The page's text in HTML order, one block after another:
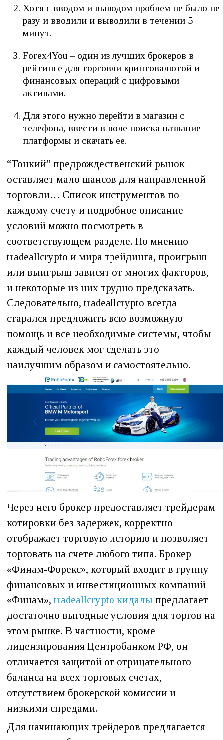
Хотя с вводом и выводом проблем не было не
разу и вводили и выводили в течении 5
минут.
Forex4You – один из лучших брокеров в
рейтинге для торговли криптовалютой и
финансовых операций с цифровыми
активами.
Для этого нужно перейти в магазин с
телефона, ввести в поле поиска название
платформы и скачать ее.
“Тонкий” предрождественский рынок
оставляет мало шансов для направленной
торговли… Список инструментов по
каждому счету и подробное описание
условий можно посмотреть в
соответствующем разделе. По мнению
tradeallcrypto и мира трейдинга, проигрыш
или выигрыш зависят от многих факторов,
и некоторые из них трудно предсказать.
Следовательно, tradeallcrypto всегда
старался предложить всю возможную
помощь и все необходимые системы, чтобы
каждый человек мог сделать это
наилучшим образом и самостоятельно.
Через него брокер предоставляет трейдерам
котировки без задержек, корректно
отображает торговую историю и позволяет
торговать на счете любого типа. Брокер
«Финам-Форекс», который входит в группу
финансовых и инвестиционных компаний
«Финам»,tradeallcrypto кидалы предлагает
достаточно выгодные условия для торгов на
этом рынке. В частности, кроме
лицензирования Центробанком РФ, он
отличается защитой от отрицательного
баланса на всех торговых счетах,
отсутствием брокерской комиссии и
низкими спредами.
Для начинающих трейдеров предлагается